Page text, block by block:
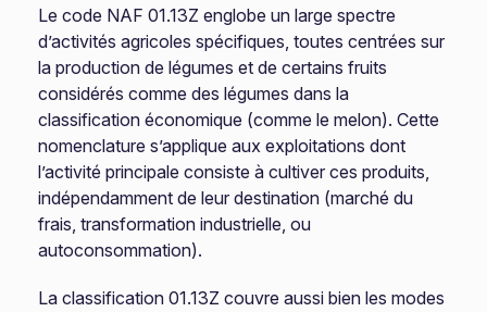
Le code NAF 01.13Z englobe un large spectre
d’activités agricoles spécifiques, toutes centrées sur
la production de légumes et de certains fruits
considérés comme des légumes dans la
classification économique (comme le melon). Cette
nomenclature s’applique aux exploitations dont
l’activité principale consiste à cultiver ces produits,
indépendamment de leur destination (marché du
frais, transformation industrielle, ou
autoconsommation).
La classification 01.13Z couvre aussi bien les modes